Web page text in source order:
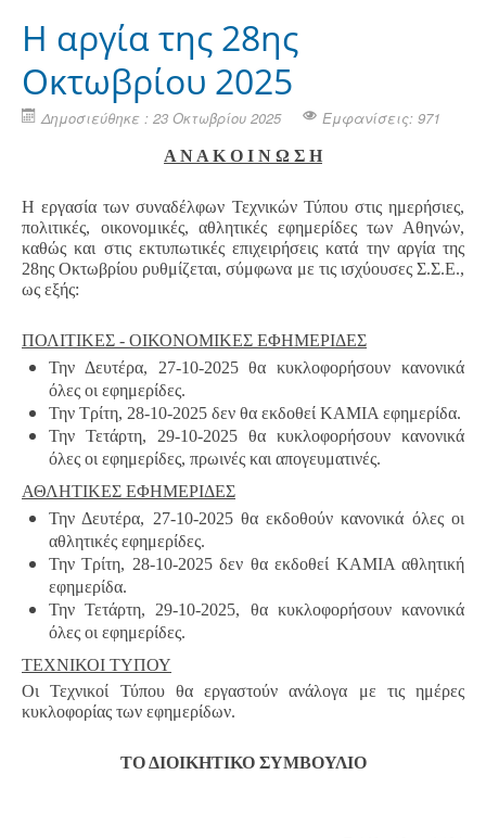
Η αργία της 28ης
Οκτωβρίου 2025
Δημοσιεύθηκε : 23 Οκτωβρίου 2025 Εμφανίσεις: 971
Α Ν Α Κ Ο Ι Ν Ω Σ Η
Η εργασία των συναδέλφων Τεχνικών Τύπου στις ημερήσιες,
πολιτικές, οικονομικές, αθλητικές εφημερίδες των Αθηνών,
καθώς και στις εκτυπωτικές επιχειρήσεις κατά την αργία της
28ης Οκτωβρίου ρυθμίζεται, σύμφωνα με τις ισχύουσες Σ.Σ.Ε.,
ως εξής:
ΠΟΛΙΤΙΚΕΣ - ΟΙΚΟΝΟΜΙΚΕΣ ΕΦΗΜΕΡΙΔΕΣ
Την Δευτέρα, 27-10-2025 θα κυκλοφορήσουν κανονικά
όλες οι εφημερίδες.
Την Τρίτη, 28-10-2025 δεν θα εκδοθεί ΚΑΜΙΑ εφημερίδα.
Την Τετάρτη, 29-10-2025 θα κυκλοφορήσουν κανονικά
όλες οι εφημερίδες, πρωινές και απογευματινές.
ΑΘΛΗΤΙΚΕΣ ΕΦΗΜΕΡΙΔΕΣ
Την Δευτέρα, 27-10-2025 θα εκδοθούν κανονικά όλες οι
αθλητικές εφημερίδες.
Την Τρίτη, 28-10-2025 δεν θα εκδοθεί ΚΑΜΙΑ αθλητική
εφημερίδα.
Την Τετάρτη, 29-10-2025, θα κυκλοφορήσουν κανονικά
όλες οι εφημερίδες.
ΤΕΧΝΙΚΟΙ ΤΥΠΟΥ
Οι Τεχνικοί Τύπου θα εργαστούν ανάλογα με τις ημέρες
κυκλοφορίας των εφημερίδων.
ΤΟ ΔΙΟΙΚΗΤΙΚΟ ΣΥΜΒΟΥΛΙΟ